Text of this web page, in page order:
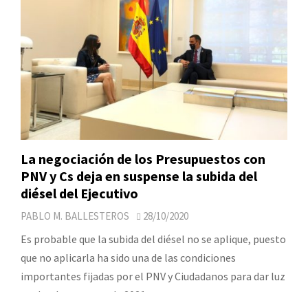
La negociación de los Presupuestos con
PNV y Cs deja en suspense la subida del
diésel del Ejecutivo
PABLO M. BALLESTEROS 28/10/2020
Es probable que la subida del diésel no se aplique, puesto
que no aplicarla ha sido una de las condiciones
importantes fijadas por el PNV y Ciudadanos para dar luz